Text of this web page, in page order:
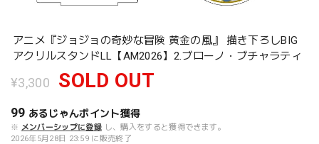
アニメ『ジョジョの奇妙な冒険 黄金の風』 描き下ろしBIG
アクリルスタンドLL【AM2026】2.ブローノ・ブチャラティ
¥3,300 SOLD OUT
99 あるじゃんポイント獲得
※ メンバーシップに登録 し、購入をすると獲得できます。
2026年5月28日 23:59 に販売終了